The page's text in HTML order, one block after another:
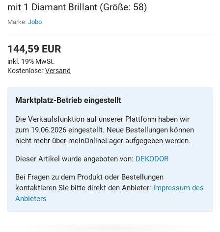
mit 1 Diamant Brillant (Größe: 58)
Marke: Jobo
144,59 EUR
inkl. 19% MwSt.
KostenloserVersand
Marktplatz-Betrieb eingestellt
Die Verkaufsfunktion auf unserer Plattform haben wir
zum 19.06.2026 eingestellt. Neue Bestellungen können
nicht mehr über meinOnlineLager aufgegeben werden.
Dieser Artikel wurde angeboten von: DEKODOR
Bei Fragen zu dem Produkt oder Bestellungen
kontaktieren Sie bitte direkt den Anbieter: Impressum des
Anbieters